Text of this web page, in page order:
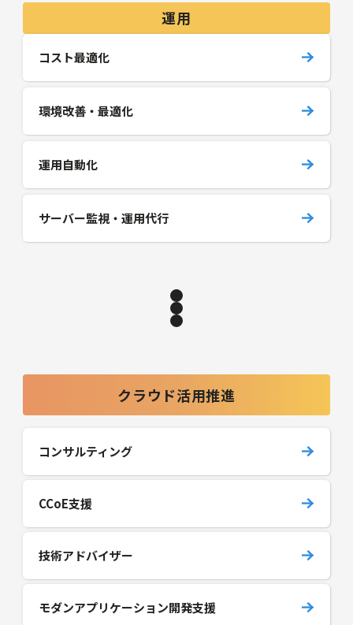
運用
コスト最適化
環境改善・最適化
運用自動化
サーバー監視・運用代行
クラウド活用推進
コンサルティング
CCoE支援
技術アドバイザー
モダンアプリケーション開発支援